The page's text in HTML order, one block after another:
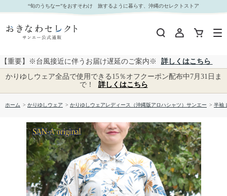
【送料無料】ストレチア柄 かりゆしウェアP-SAEM1126 Kr24 L｜おきなわセレクト サンエー公
式通販
“旬のうちなー”をおすそわけ 旅するように暮らす、沖縄のセレクトストア
【重要】※台風接近に伴うお届け遅延のご案内※
詳しくはこちら
かりゆしウェア全品で使用できる15％オフクーポン配布中7月31日ま
で！
詳しくはこちら
ホーム > かりゆしウェア > かりゆしウェアレディース（沖縄版アロハシャツ）サンエー > 半袖